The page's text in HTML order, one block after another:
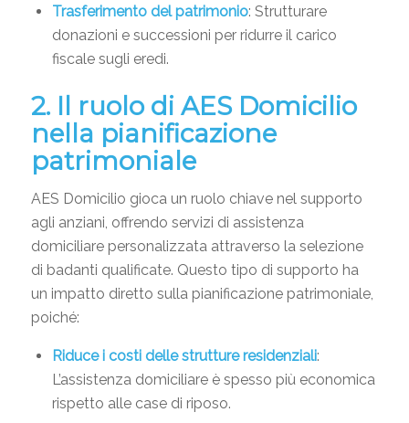
Trasferimento del patrimonio: Strutturare
donazioni e successioni per ridurre il carico
fiscale sugli eredi.
2. Il ruolo di AES Domicilio
nella pianificazione
patrimoniale
AES Domicilio gioca un ruolo chiave nel supporto
agli anziani, offrendo servizi di assistenza
domiciliare personalizzata attraverso la selezione
di badanti qualificate. Questo tipo di supporto ha
un impatto diretto sulla pianificazione patrimoniale,
poiché:
Riduce i costi delle strutture residenziali:
L’assistenza domiciliare è spesso più economica
rispetto alle case di riposo.